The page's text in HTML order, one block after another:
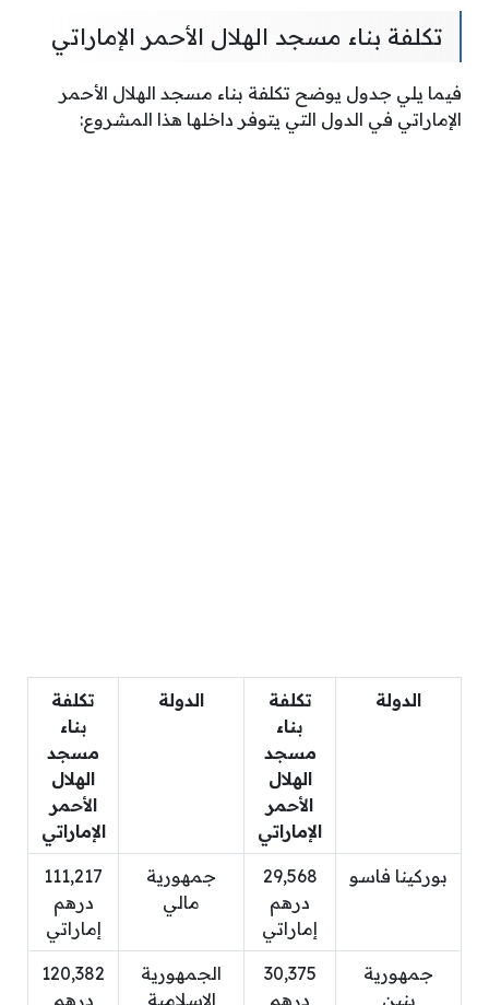
تكلفة بناء مسجد الهلال الأحمر الإماراتي
فيما يلي جدول يوضح تكلفة بناء مسجد الهلال الأحمر
الإماراتي في الدول التي يتوفر داخلها هذا المشروع:
الدولة
تكلفة
بناء
مسجد
الهلال
الأحمر
الإماراتي
الدولة
تكلفة
بناء
مسجد
الهلال
الأحمر
الإماراتي
بوركينا فاسو
29,568
درهم
إماراتي
جمهورية
مالي
111,217
درهم
إماراتي
جمهورية
بنين
30,375
درهم
الجمهورية
الإسلامية
120,382
درهم